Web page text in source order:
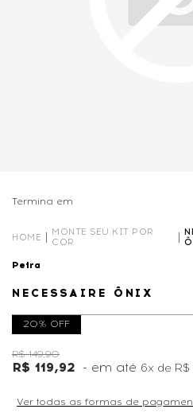
Termina em
HOME
MONTE SEU KIT POR
COR
Petra
NECESSAIRE ÔNIX
20% OFF
R$ 149,90
R$ 119,92 6x de R$
Ver todas as formas de